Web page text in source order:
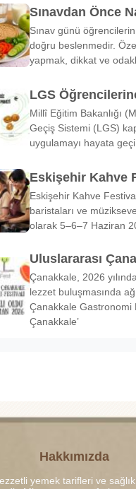
Sınavdan Önce
Sınav günü
doğru beslenmedir.
yapmak, dikkat ve
LGS
Millî Eğitim Bakanlığı
Geçiş Sistemi (LGS)
uygulamayı hayata
Eskişehir Kahve
Eskişehir Kahve
baristaları ve
olarak 5–6–7 Haziran
Uluslararası
Çanakkale, 2026
lezzet buluşmasında
Çanakkale Gastronomi
Çanakkale’
Hakkımızda
yemek tarifleri ve